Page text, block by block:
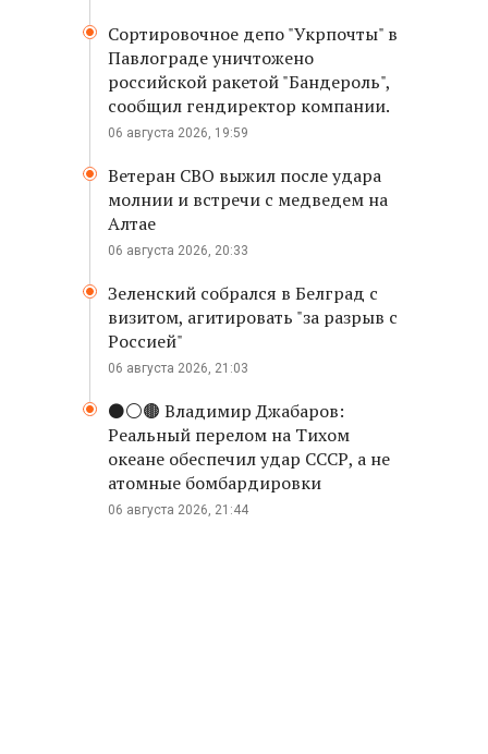
Сортировочное депо "Укрпочты" в
Павлограде уничтожено
российской ракетой "Бандероль",
сообщил гендиректор компании.
06 августа 2026, 19:59
Ветеран СВО выжил после удара
молнии и встречи с медведем на
Алтае
06 августа 2026, 20:33
Зеленский собрался в Белград с
визитом, агитировать "за разрыв с
Россией"
06 августа 2026, 21:03
⚫️⚪️🟤 Владимир Джабаров:
Реальный перелом на Тихом
океане обеспечил удар СССР, а не
атомные бомбардировки
06 августа 2026, 21:44